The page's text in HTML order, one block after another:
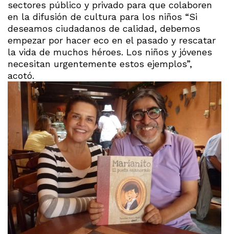
sectores público y privado para que colaboren
en la difusión de cultura para los niños “Si
deseamos ciudadanos de calidad, debemos
empezar por hacer eco en el pasado y rescatar
la vida de muchos héroes. Los niños y jóvenes
necesitan urgentemente estos ejemplos”,
acotó.